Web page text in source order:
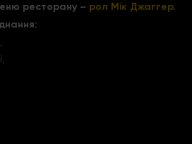
ресторану – рол Мік Джаггер.